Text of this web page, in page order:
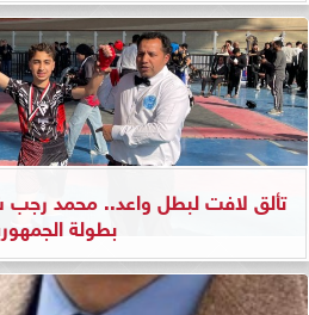
تألق لافت لبطل واعد.. محمد رجب
بطولة